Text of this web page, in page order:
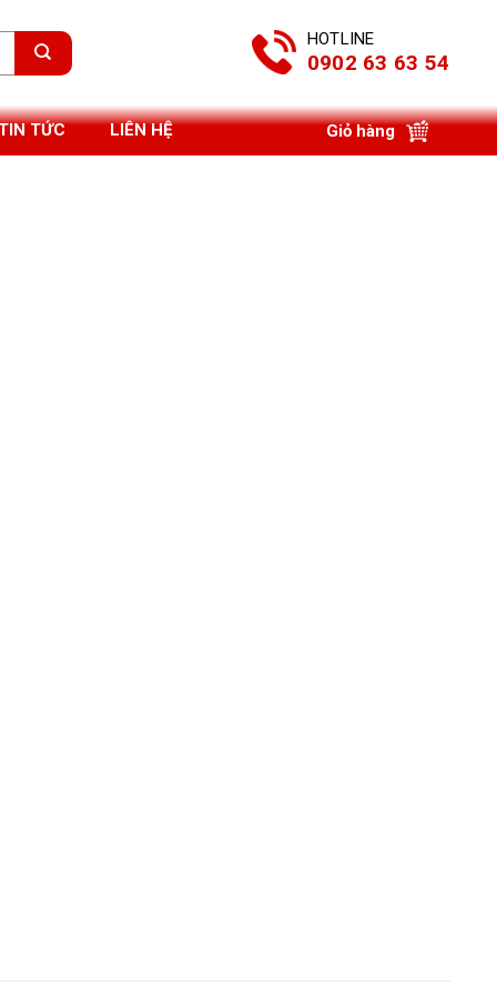
HOTLINE
0902 63 63 54
TỨC LIÊN HỆ Giỏ hàng